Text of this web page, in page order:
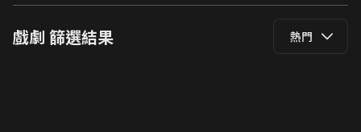
戲劇 篩選結果 熱門